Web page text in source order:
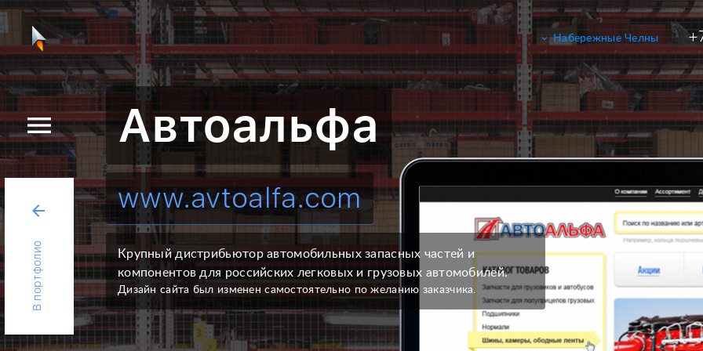
keyboard_arrow_down Набережные Челны
Набережные Челны
Казань
Москва
Санкт-Петербург
Уфа
Ижевск
Екатеринбург
Сочи
menu
arrow_back
В портфолио
Автоальфа
www.avtoalfa.com
Крупный дистрибьютор автомобильных запасных частей и
компонентов для российских легковых и грузовых автомобилей.
Дизайн сайта был изменен самостоятельно по желанию заказчика.